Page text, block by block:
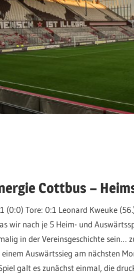
Cottbus –
(0:0) Tore: 0:1 Leonard Kweuke
wir nach je 5 Heim- und
in der Vereinsgeschichte sein…
Auswärtssieg am nächsten
galt es zunächst einmal, die